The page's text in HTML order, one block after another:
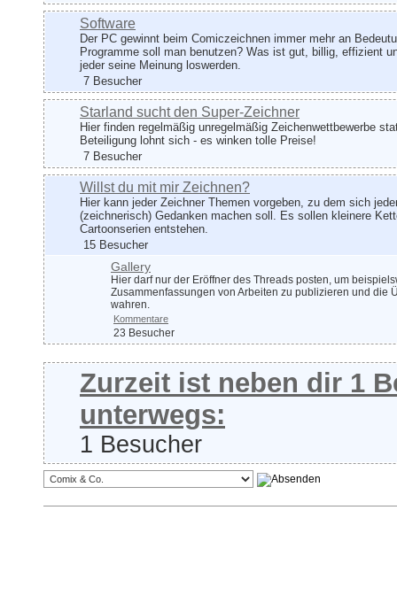
Software
Der PC gewinnt beim Comiczeichnen immer mehr an
Programme soll man benutzen? Was ist gut, billig, effizient
jeder seine Meinung loswerden.
7 Besucher
Starland sucht den Super-Zeichner
Hier finden regelmäßig unregelmäßig Zeichenwettbewerbe
Beteiligung lohnt sich - es winken tolle Preise!
7 Besucher
Willst du mit mir Zeichnen?
Hier kann jeder Zeichner Themen vorgeben, zu dem sich
(zeichnerisch) Gedanken machen soll. Es sollen kleinere
Cartoonserien entstehen.
15 Besucher
Gallery
Hier darf nur der Eröffner des Threads posten, um
Zusammenfassungen von Arbeiten zu publizieren und die
wahren.
Kommentare
23 Besucher
Zurzeit ist neben dir 1
unterwegs:
1 Besucher